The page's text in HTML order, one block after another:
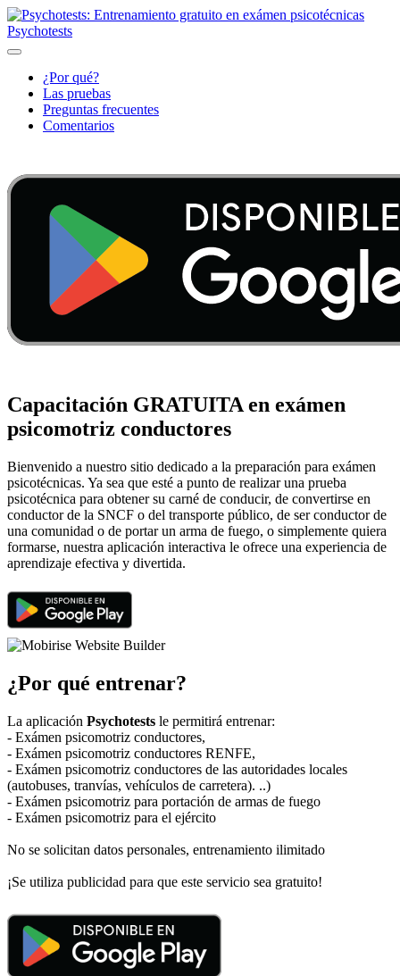
Psychotests
¿Por qué?
Las pruebas
Preguntas frecuentes
Comentarios
Capacitación GRATUITA en exámen
psicomotriz conductores
Bienvenido a nuestro sitio dedicado a la preparación para exámen
psicotécnicas. Ya sea que esté a punto de realizar una prueba
psicotécnica para obtener su carné de conducir, de convertirse en
conductor de la SNCF o del transporte público, de ser conductor de
una comunidad o de portar un arma de fuego, o simplemente quiera
formarse, nuestra aplicación interactiva le ofrece una experiencia de
aprendizaje efectiva y divertida.
¿Por qué entrenar?
La aplicación Psychotests le permitirá entrenar:
- Exámen psicomotriz conductores,
- Exámen psicomotriz conductores RENFE,
- Exámen psicomotriz conductores de las autoridades locales
(autobuses, tranvías, vehículos de carretera). ..)
- Exámen psicomotriz para portación de armas de fuego
- Exámen psicomotriz para el ejército
No se solicitan datos personales, entrenamiento ilimitado
¡Se utiliza publicidad para que este servicio sea gratuito!